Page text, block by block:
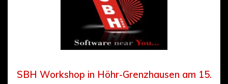
SBH Workshop in Höhr-Grenzhausen am 15.